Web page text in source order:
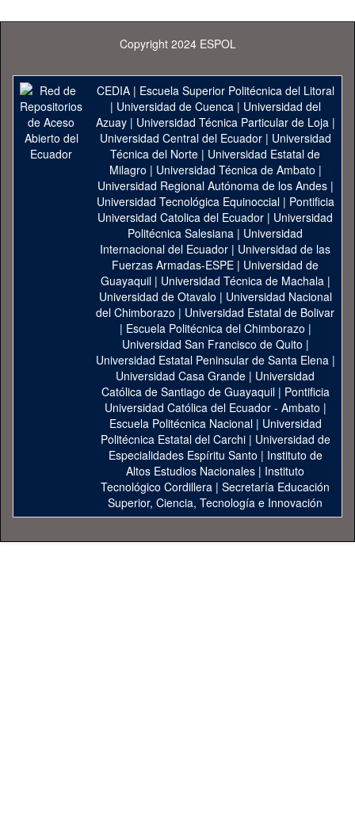
Copyright 2024 ESPOL
CEDIA| Escuela Superior Politécnica del Litoral
| Universidad de Cuenca| Universidad del
Azuay| Universidad Técnica Particular de Loja|
Universidad Central del Ecuador| Universidad
Técnica del Norte | Universidad Estatal de
Milagro | Universidad Técnica de Ambato |
Universidad Regional Autónoma de los Andes|
Universidad Tecnológica Equinoccial| Pontificia
Universidad Catolica del Ecuador | Universidad
Politécnica Salesiana | Universidad
Internacional del Ecuador | Universidad de las
Fuerzas Armadas-ESPE | Universidad de
Guayaquil| Universidad Técnica de Machala|
Universidad de Otavalo | Universidad Nacional
del Chimborazo | Universidad Estatal de Bolivar
| Escuela Politécnica del Chimborazo |
Universidad San Francisco de Quito |
Universidad Estatal Peninsular de Santa Elena|
Universidad Casa Grande | Universidad
Católica de Santiago de Guayaquil| Pontificia
Universidad Católica del Ecuador - Ambato |
Escuela Politécnica Nacional| Universidad
Politécnica Estatal del Carchi| Universidad de
Especialidades Espíritu Santo | Instituto de
Altos Estudios Nacionales | Instituto
Tecnológico Cordillera | Secretaría Educación
Superior, Ciencia, Tecnología e Innovación